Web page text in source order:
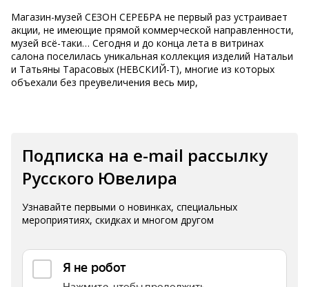
Магазин-музей СЕЗОН СЕРЕБРА не первый раз устраивает
акции, не имеющие прямой коммерческой направленности,
музей всё-таки… Сегодня и до конца лета в витринах
салона поселилась уникальная коллекция изделий Натальи
и Татьяны Тарасовых (НЕВСКИЙ-Т), многие из которых
объехали без преувеличения весь мир,
Подписка на e-mail рассылку
Русского Ювелира
Узнавайте первыми о новинках, специальных
мероприятиях, скидках и многом другом